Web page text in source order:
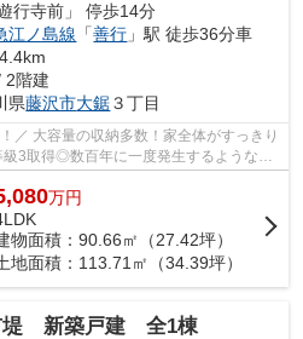
行寺前」 停歩14分
江ノ島線 「善行 」駅 徒歩36分車
2階建
県藤沢市大鋸３丁目
／ 大容量の収納多数！家全体がすっきり
3取得◎数百年に一度発生するような大
校...
万円
物面積：90.66㎡（27.42坪）
地面積：113.71㎡（34.39坪）
堤 新築戸建 全1棟